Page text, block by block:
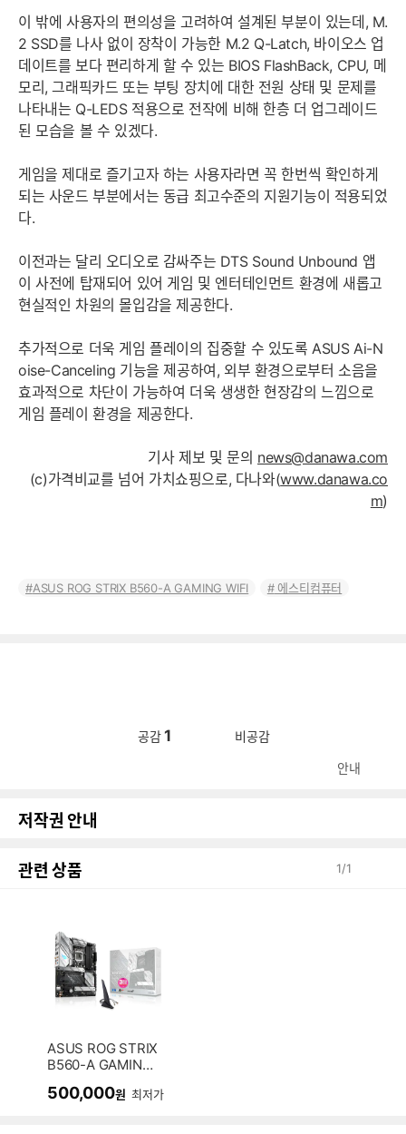
이 밖에 사용자의 편의성을 고려하여 설계된 부분이 있는데, M.
2 SSD를 나사 없이 장착이 가능한 M.2 Q-Latch, 바이오스 업
데이트를 보다 편리하게 할 수 있는 BIOS FlashBack, CPU, 메
모리, 그래픽카드 또는 부팅 장치에 대한 전원 상태 및 문제를
나타내는 Q-LEDS 적용으로 전작에 비해 한층 더 업그레이드
된 모습을 볼 수 있겠다.
게임을 제대로 즐기고자 하는 사용자라면 꼭 한번씩 확인하게
되는 사운드 부분에서는 동급 최고수준의 지원기능이 적용되었
다.
이전과는 달리 오디오로 감싸주는 DTS Sound Unbound 앱
이 사전에 탑재되어 있어 게임 및 엔터테인먼트 환경에 새롭고
현실적인 차원의 몰입감을 제공한다.
추가적으로 더욱 게임 플레이의 집중할 수 있도록 ASUS Ai-N
oise-Canceling 기능을 제공하여, 외부 환경으로부터 소음을
효과적으로 차단이 가능하여 더욱 생생한 현장감의 느낌으로
게임 플레이 환경을 제공한다.
기사 제보 및 문의 news@danawa.com
(c)가격비교를 넘어 가치쇼핑으로, 다나와(www.danawa.co
m)
ASUS ROG STRIX B560-A GAMING WIFI 에스티컴퓨터
공감 1 비공감
안내
저작권 안내
관련 상품 1/1
ASUS ROG STRIX
B560-A GAMING
500,000원 최저가